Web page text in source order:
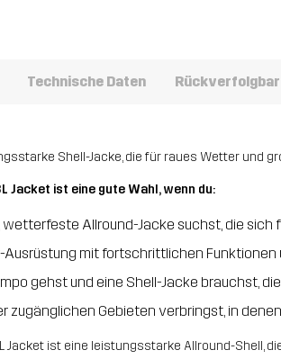
Technische Daten
Shell-Jacke, die für raues Wetter und
Jacket ist eine gute Wahl, wenn du:
wetterfeste Allround-Jacke suchst, die sich
Ausrüstung mit fortschrittlichen
gehst und eine Shell-Jacke brauchst,
zugänglichen Gebieten verbringst, in
Jacket ist eine leistungsstarke Allround-Shell,